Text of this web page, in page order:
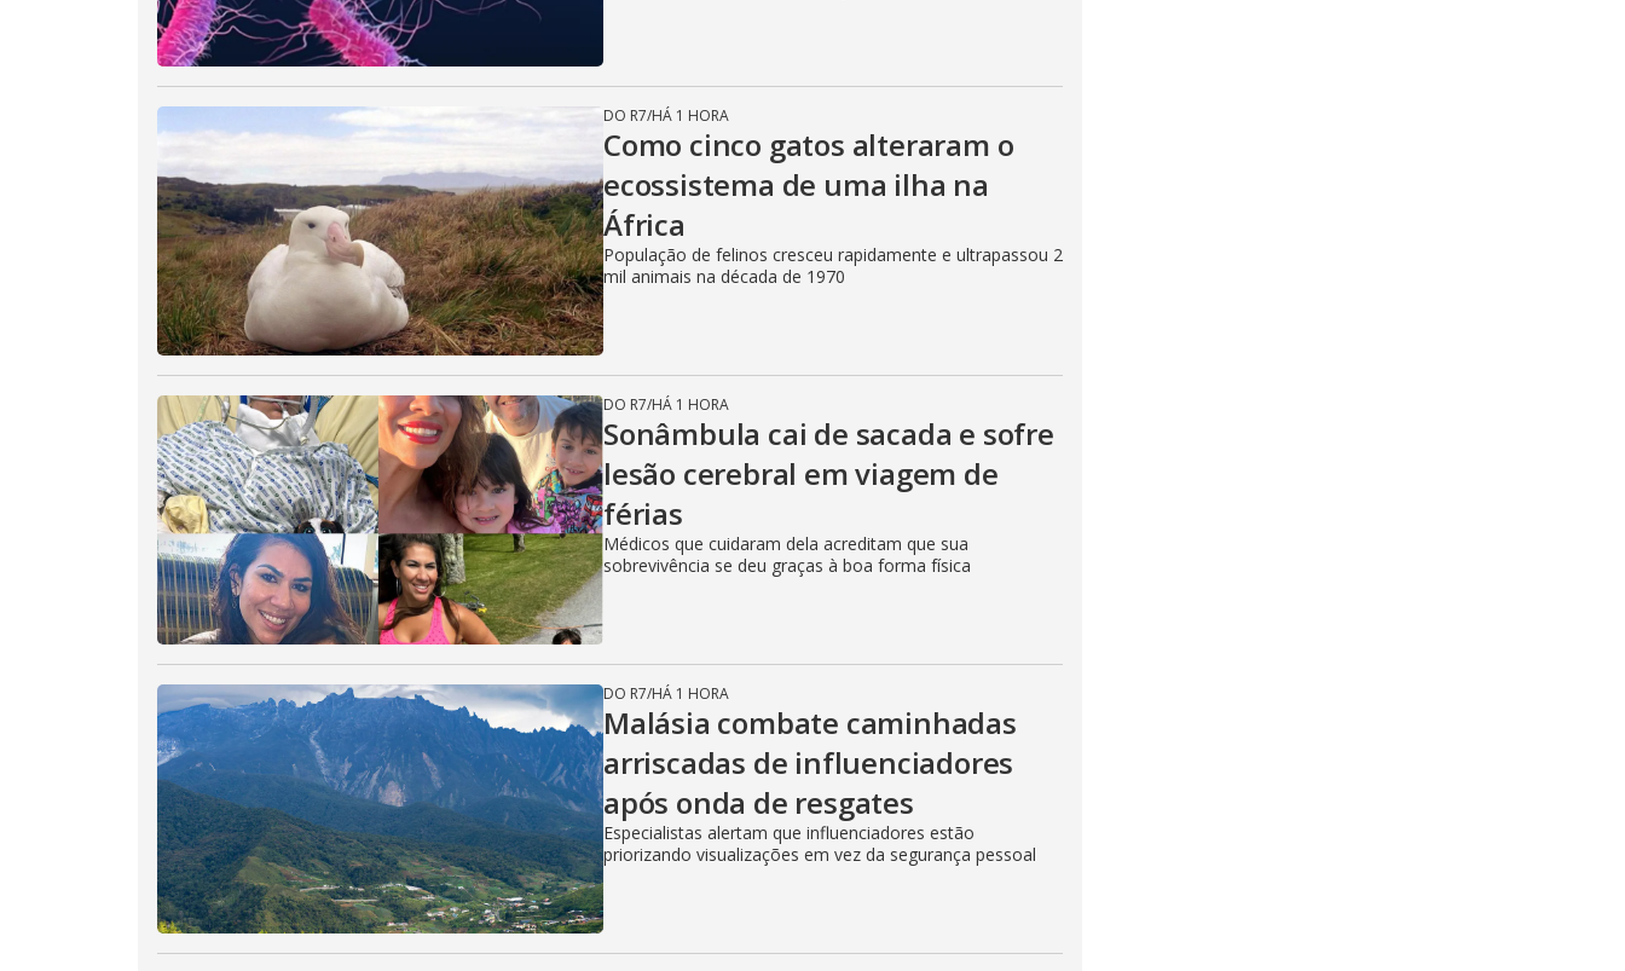
DO R7/HÁ 1 HORA
Como cinco gatos alteraram o
ecossistema de uma ilha na
África
População de felinos cresceu rapidamente e ultrapassou 2
mil animais na década de 1970
DO R7/HÁ 1 HORA
Sonâmbula cai de sacada e sofre
lesão cerebral em viagem de
férias
Médicos que cuidaram dela acreditam que sua
sobrevivência se deu graças à boa forma física
DO R7/HÁ 1 HORA
Malásia combate caminhadas
arriscadas de influenciadores
após onda de resgates
Especialistas alertam que influenciadores estão
priorizando visualizações em vez da segurança pessoal